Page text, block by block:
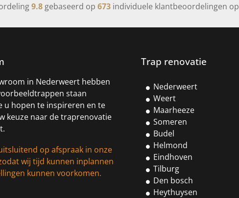
9.8 gebaseerd op 673 individuele klantbeoordelingen op
in Nederweert hebben
staan
u hopen te inspireren en te
keuze naar de traprenovatie
op afspraak in onze
wij tijd kunnen inplannen
kunnen voorkomen.
Trap renovatie
Nederweert
Weert
Maarheeze
Someren
Budel
Helmond
Eindhoven
Tilburg
Den bosch
Heythuysen